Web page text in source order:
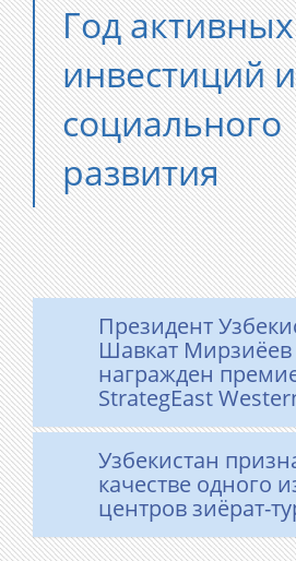
Год активных
инвестиций и
социального
развития
​Президент
Шавкат Мирзиёев
награжден
StrategEast
Узбекистан
качестве одного
центров зиёрат-